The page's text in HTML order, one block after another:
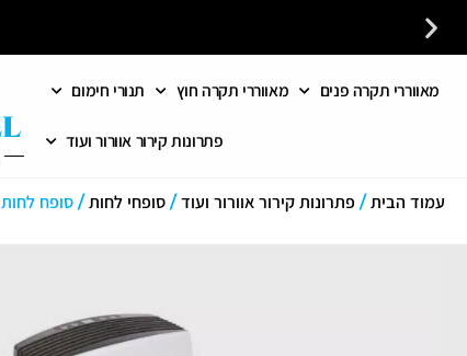
מאווררי תקרה פנים מאווררי תקרה חוץ תנורי חימום
פתרונות קירור אוורור ועוד
עמוד הבית/ פתרונות קירור אוורור ועוד/ סופחי לחות/ סופח לחות DHUM-20E S&P